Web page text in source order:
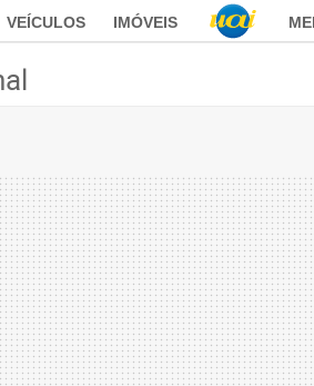
VEÍCULOS IMÓVEIS